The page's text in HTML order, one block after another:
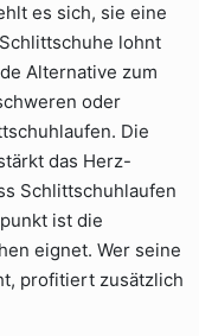
es sich, sie eine
lohnt
Alternative zum
oder
Die
das Herz-
Schlittschuhlaufen
ist die
eignet. Wer seine
profitiert zusätzlich